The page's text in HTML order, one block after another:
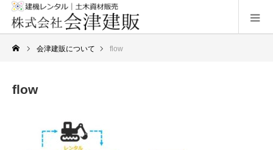
会津建販について flow
flow